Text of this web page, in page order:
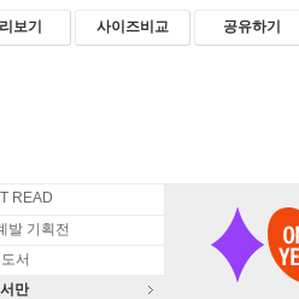
보기 사이즈비교 공유하기
READ
발 기획전
서
만